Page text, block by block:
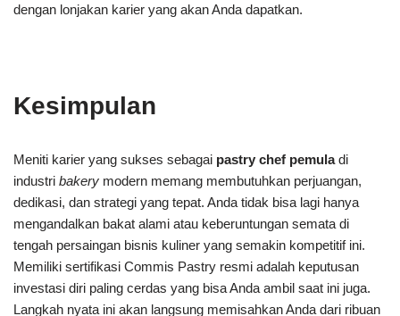
dengan lonjakan karier yang akan Anda dapatkan.
Kesimpulan
Meniti karier yang sukses sebagai pastry chef pemuladi
industri bakery modern memang membutuhkan perjuangan,
dedikasi, dan strategi yang tepat. Anda tidak bisa lagi hanya
mengandalkan bakat alami atau keberuntungan semata di
tengah persaingan bisnis kuliner yang semakin kompetitif ini.
Memiliki sertifikasi Commis Pastry resmi adalah keputusan
investasi diri paling cerdas yang bisa Anda ambil saat ini juga.
Langkah nyata ini akan langsung memisahkan Anda dari ribuan